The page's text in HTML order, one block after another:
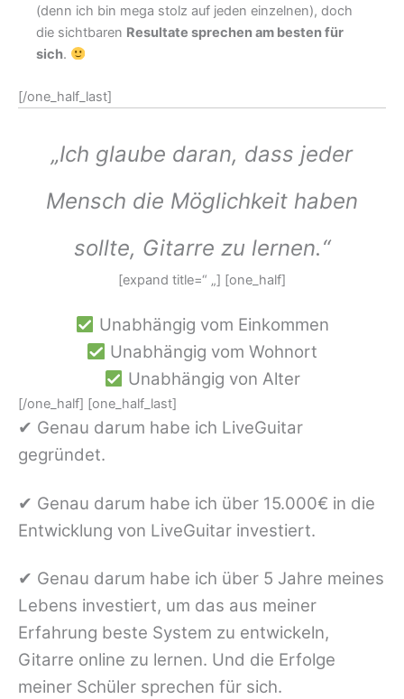
(denn ich bin mega stolz auf jeden einzelnen), doch
die sichtbaren Resultate sprechen am besten für
sich.
[/one_half_last]
„Ich glaube daran, dass jeder
Mensch die Möglichkeit haben
sollte, Gitarre zu lernen.“
[expand title=“ „] [one_half]
Unabhängig vom Einkommen
Unabhängig vom Wohnort
Unabhängig von Alter
[/one_half] [one_half_last]
✔︎ Genau darum habe ich LiveGuitar
gegründet.
✔︎ Genau darum habe ich über 15.000€ in die
Entwicklung von LiveGuitar investiert.
✔︎ Genau darum habe ich über 5 Jahre meines
Lebens investiert, um das aus meiner
Erfahrung beste System zu entwickeln,
Gitarre online zu lernen. Und die Erfolge
meiner Schüler sprechen für sich.